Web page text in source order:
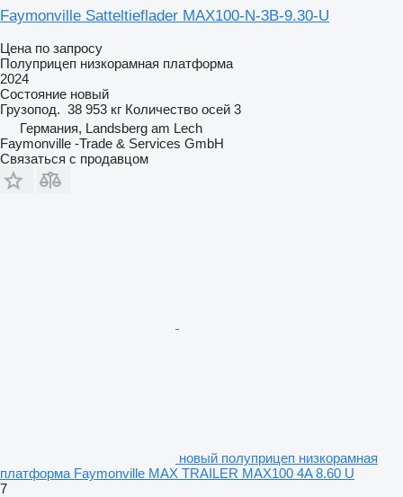
Faymonville Satteltieflader MAX100-N-3B-9.30-U
Цена по запросу
Полуприцеп низкорамная платформа
2024
Состояние новый
Грузопод. 38 953 кг Количество осей 3
Германия, Landsberg am Lech
Faymonville -Trade & Services GmbH
Связаться с продавцом
новый полуприцеп низкорамная
платформа Faymonville MAX TRAILER MAX100 4A 8.60 U
7